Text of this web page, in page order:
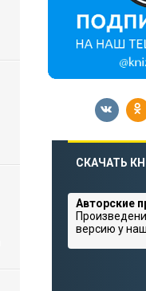
СКАЧАТЬ
Авторские
версию у